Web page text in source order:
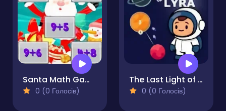
Santa Math Game
0 (0 Голосів)
The Last Light of Lyra
0 (0 Голосів)